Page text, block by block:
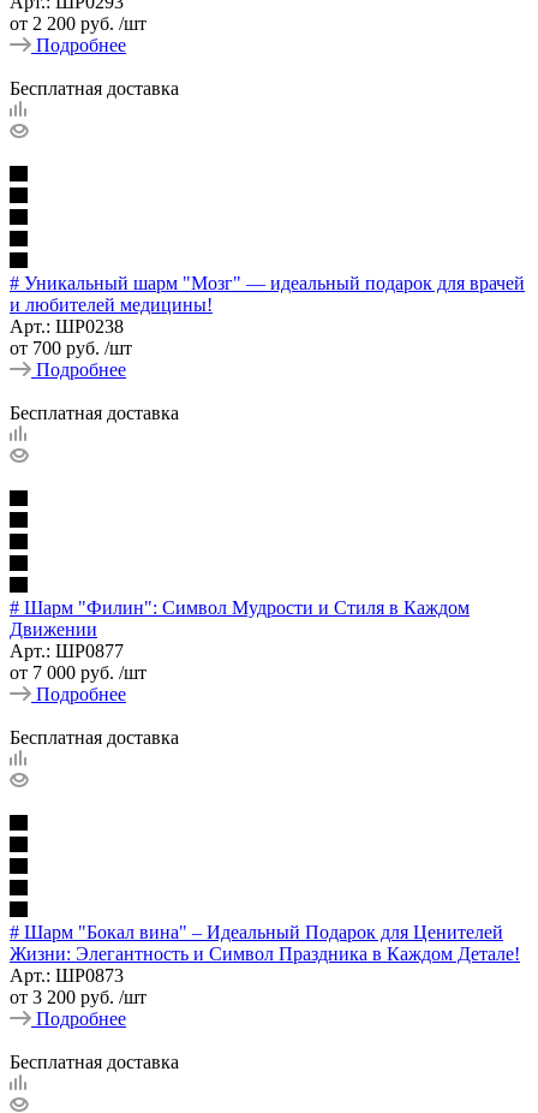
от 2 200 руб. /шт
Подробнее
Бесплатная доставка
# Уникальный шарм "Мозг" — идеальный подарок для врачей
и любителей медицины!
Арт.: ШР0238
от 700 руб. /шт
Подробнее
Бесплатная доставка
# Шарм "Филин": Символ Мудрости и Стиля в Каждом
Движении
Арт.: ШР0877
от 7 000 руб. /шт
Подробнее
Бесплатная доставка
# Шарм "Бокал вина" – Идеальный Подарок для Ценителей
Жизни: Элегантность и Символ Праздника в Каждом Детале!
Арт.: ШР0873
от 3 200 руб. /шт
Подробнее
Бесплатная доставка